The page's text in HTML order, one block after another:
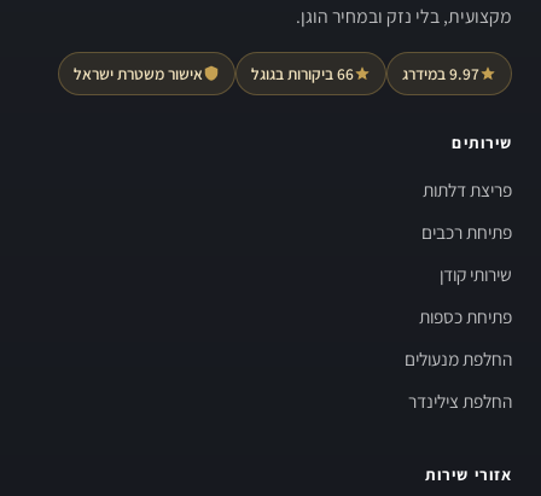
מקצועית, בלי נזק ובמחיר הוגן.
9.97 במידרג 66 ביקורות בגוגל אישור משטרת ישראל
שירותים
פריצת דלתות
פתיחת רכבים
שירותי קודן
פתיחת כספות
החלפת מנעולים
החלפת צילינדר
אזורי שירות